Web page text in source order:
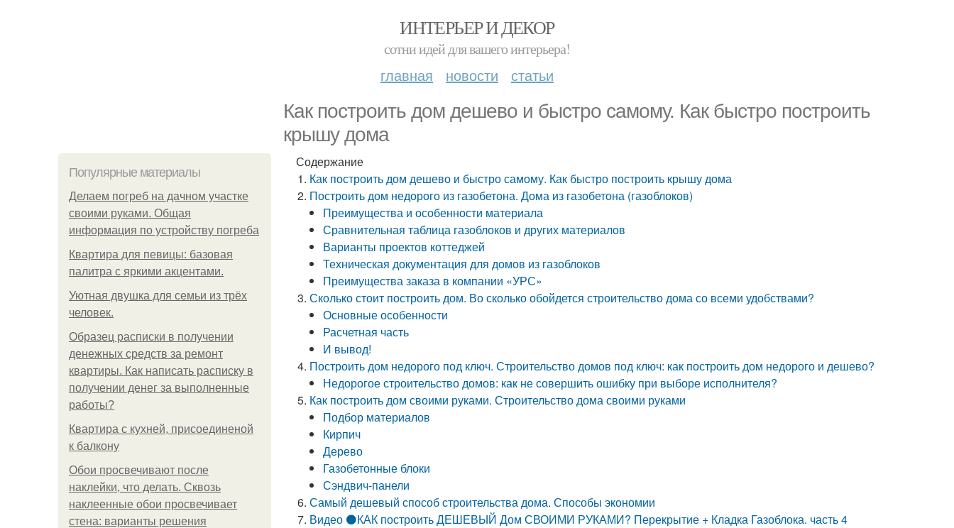
ИНТЕРЬЕР И ДЕКОР
сотни идей для вашего интерьера!
главная новости статьи
Как построить дом дешево и быстро самому. Как быстро построить
крышу дома
Популярные материалы
Делаем погреб на дачном участке
своими руками. Общая
информация по устройству погреба
Квартира для певицы: базовая
палитра с яркими акцентами.
Уютная двушка для семьи из трёх
человек.
Образец расписки в получении
денежных средств за ремонт
квартиры. Как написать расписку в
получении денег за выполненные
работы?
Квартира с кухней, присоединеной
к балкону
Обои просвечивают после
наклейки, что делать. Сквозь
наклеенные обои просвечивает
стена: варианты решения
Содержание
Как построить дом дешево и быстро самому. Как быстро построить крышу дома
Построить дом недорого из газобетона. Дома из газобетона (газоблоков)
Преимущества и особенности материала
Сравнительная таблица газоблоков и других материалов
Варианты проектов коттеджей
Техническая документация для домов из газоблоков
Преимущества заказа в компании «УРС»
Сколько стоит построить дом. Во сколько обойдется строительство дома со всеми удобствами?
Основные особенности
Расчетная часть
И вывод!
Построить дом недорого под ключ. Строительство домов под ключ: как построить дом недорого и дешево?
Недорогое строительство домов: как не совершить ошибку при выборе исполнителя?
Как построить дом своими руками. Строительство дома своими руками
Подбор материалов
Кирпич
Дерево
Газобетонные блоки
Сэндвич-панели
Самый дешевый способ строительства дома. Способы экономии
Видео ⚫КАК построить ДЕШЕВЫЙ Дом СВОИМИ РУКАМИ? Перекрытие + Кладка Газоблока. часть 4